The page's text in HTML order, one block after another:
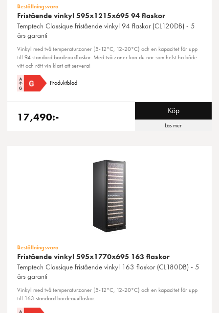
Beställningsvara
Fristående vinkyl 595x1215x695 94 flaskor
Temptech Classique fristående vinkyl 94 flaskor (CL120DB) - 5
års garanti
Vinkyl med två temperaturzoner (5-12°C, 12-20°C) och en kapacitet för upp
till 94 standard bordeauxflaskor. Med två zoner kan du när som helst ha både
vitt och rött vin klart att servera!
Produktblad
17,490:- Köp
Läs mer
Beställningsvara
Fristående vinkyl 595x1770x695 163 flaskor
Temptech Classique fristående vinkyl 163 flaskor (CL180DB) - 5
års garanti
Vinkyl med två temperaturzoner (5-12°C, 12-20°C) och en kapacitet för upp
till 163 standard bordeauxflaskor.